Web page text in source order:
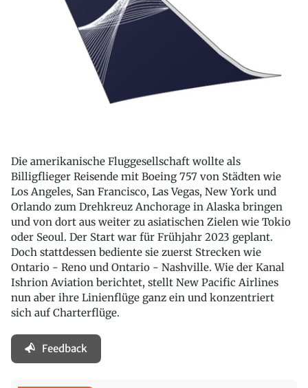
Die amerikanische Fluggesellschaft wollte als
Billigflieger Reisende mit Boeing 757 von Städten wie
Los Angeles, San Francisco, Las Vegas, New York und
Orlando zum Drehkreuz Anchorage in Alaska bringen
und von dort aus weiter zu asiatischen Zielen wie Tokio
oder Seoul. Der Start war für Frühjahr 2023 geplant.
Doch stattdessen bediente sie zuerst Strecken wie
Ontario - Reno und Ontario - Nashville. Wie der Kanal
Ishrion Aviation berichtet, stellt New Pacific Airlines
nun aber ihre Linienflüge ganz ein und konzentriert
sich auf Charterflüge.
Feedback